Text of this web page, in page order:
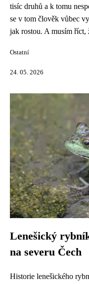
tisíc druhů a k tomu
se v tom člověk vůbec
jak rostou. A musím říct,
Ostatní
24. 05. 2026
Lenešický
na severu Čech
Historie lenešického